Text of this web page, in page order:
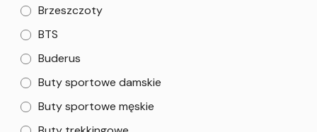
Brzeszczoty
BTS
Buderus
Buty sportowe damskie
Buty sportowe męskie